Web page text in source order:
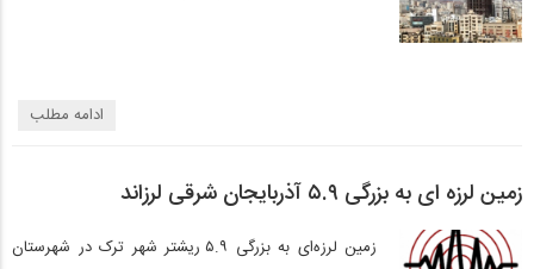
ادامه مطلب
زمین لرزه‌ ای به بزرگی ۵.٩ آذربایجان شرقی لرزاند
زمین لرزه‌ای به بزرگی ۵.٩ ریشتر شهر ترک در شهرستان